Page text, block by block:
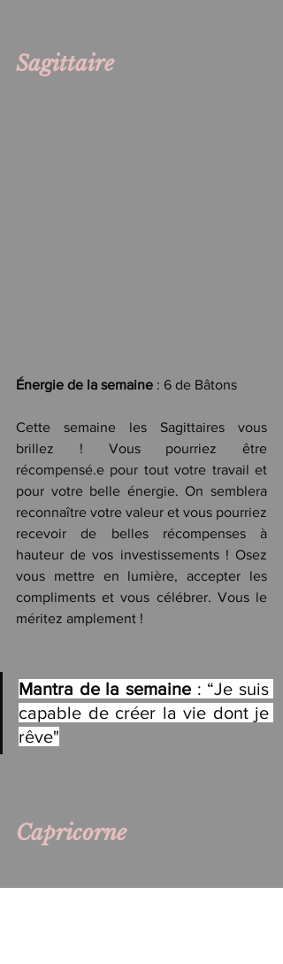
Sagittaire
Énergie de la semaine : 6 de Bâtons
Cette semaine les Sagittaires vous
brillez ! Vous pourriez être
récompensé.e pour tout votre travail et
pour votre belle énergie. On semblera
reconnaître votre valeur et vous pourriez
recevoir de belles récompenses à
hauteur de vos investissements ! Osez
vous mettre en lumière, accepter les
compliments et vous célébrer. Vous le
méritez amplement !
Mantra de la semaine : “Je suis
capable de créer la vie dont je
rêve"
Capricorne